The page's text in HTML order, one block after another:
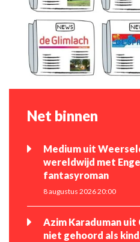
Net binnen
Medium uit
wereldwijd met
fantasyroman
8 augustus 2026 20:00
Azim Karaduman
niet gehoord als